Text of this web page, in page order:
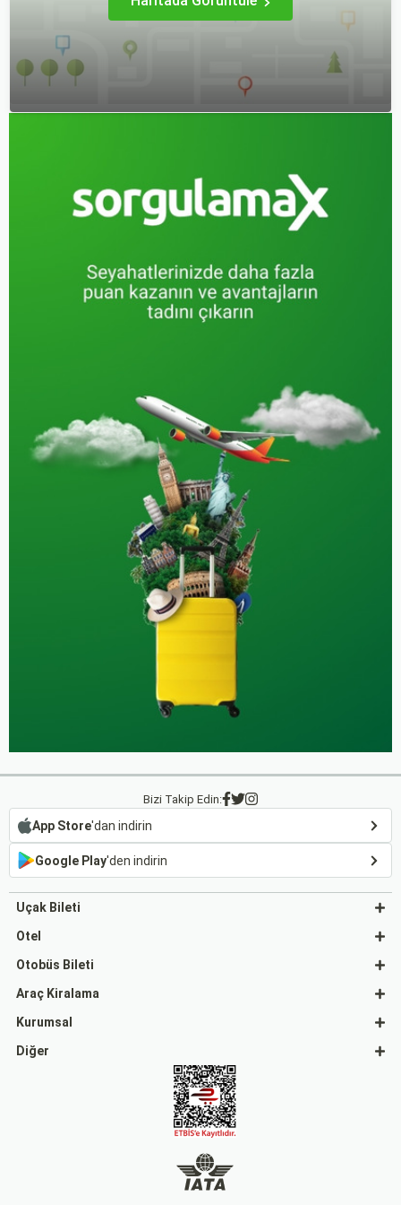
Bizi Takip Edin:
App Store'dan indirin
Google Play'den indirin
Uçak Bileti
Otel
Otobüs Bileti
Araç Kiralama
Kurumsal
Diğer